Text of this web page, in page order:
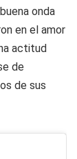
onda
en el amor
actitud
de
de sus